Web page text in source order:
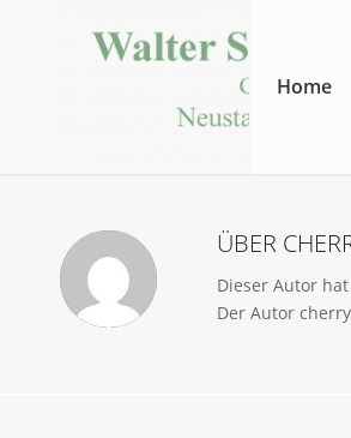
Home
ÜBER
Dieser Autor
Der Autor cherry